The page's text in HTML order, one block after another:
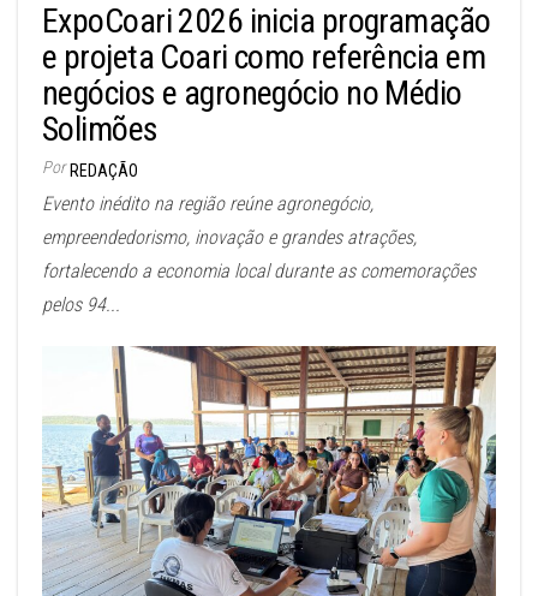
ExpoCoari 2026 inicia programação
e projeta Coari como referência em
negócios e agronegócio no Médio
Solimões
Por REDAÇÃO
Evento inédito na região reúne agronegócio,
empreendedorismo, inovação e grandes atrações,
fortalecendo a economia local durante as comemorações
pelos 94...